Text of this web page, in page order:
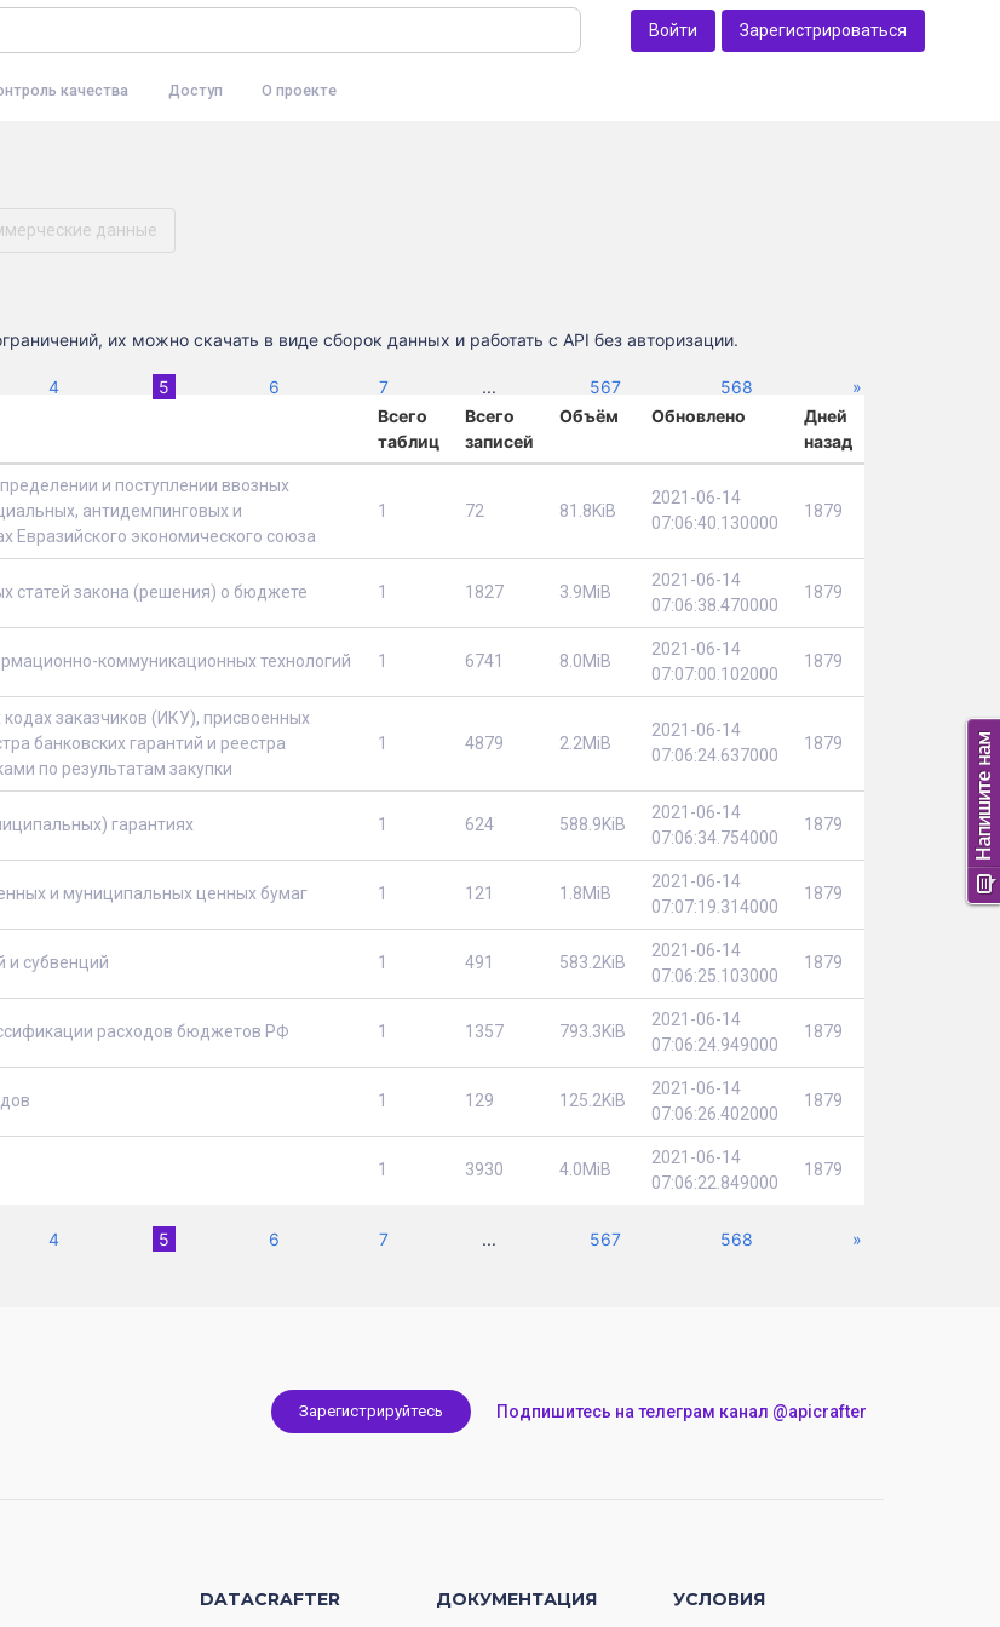
Войти Зарегистрироваться
качества Доступ О проекте
данные
их можно скачать в виде сборок данных и работать с API без авторизации.
4 5(current) 6 7 ... 567 568 »
Всего
таблиц
Всего
записей
Объём Обновлено
Дней
назад
и поступлении ввозных
антидемпинговых и
Евразийского экономического союза
1 72 81.8KiB
2021-06-14
07:06:40.130000
1879
статей закона (решения) о бюджете 1 1827 3.9MiB
2021-06-14
07:06:38.470000
1879
коммуникационных технологий 1 6741 8.0MiB
2021-06-14
07:07:00.102000
1879
заказчиков (ИКУ), присвоенных
банковских гарантий и реестра
по результатам закупки
1 4879 2.2MiB
2021-06-14
07:06:24.637000
1879
гарантиях 1 624 588.9KiB
2021-06-14
07:06:34.754000
1879
и муниципальных ценных бумаг 1 121 1.8MiB
2021-06-14
07:07:19.314000
1879
и субвенций 1 491 583.2KiB
2021-06-14
07:06:25.103000
1879
расходов бюджетов РФ 1 1357 793.3KiB
2021-06-14
07:06:24.949000
1879
1 129 125.2KiB
2021-06-14
07:06:26.402000
1879
1 3930 4.0MiB
2021-06-14
07:06:22.849000
1879
4 5(current) 6 7 ... 567 568 »
Зарегистрируйтесь Подпишитесь на телеграм канал @apicrafter
DATACRAFTER ДОКУМЕНТАЦИЯ УСЛОВИЯ